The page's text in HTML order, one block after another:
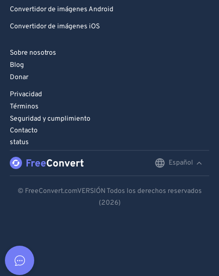
Convertidor de imágenes Android
Convertidor de imágenes iOS
Sobre nosotros
Blog
Donar
Privacidad
Términos
Seguridad y cumplimiento
Contacto
status
Español
Español
© FreeConvert.comVERSIÓN Todos los derechos reservados
(2026)